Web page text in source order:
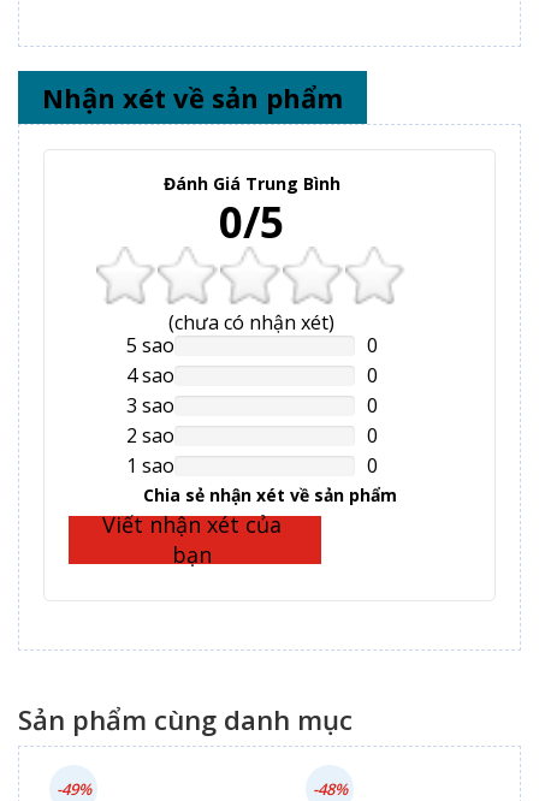
Nhận xét về sản phẩm
Đánh Giá Trung Bình
0/5
(chưa có nhận xét)
5 saoNAN%
Complete
0
4 saoNAN%
Complete
0
3 saoNAN%
Complete
0
2 saoNAN%
Complete
0
1 saoNAN%
Complete
0
Chia sẻ nhận xét về sản phẩm
Viết nhận xét của
bạn
Sản phẩm cùng danh mục
-49% -48%